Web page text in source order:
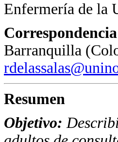
Enfermería de la
Barranquilla
Resumen
Objetivo: